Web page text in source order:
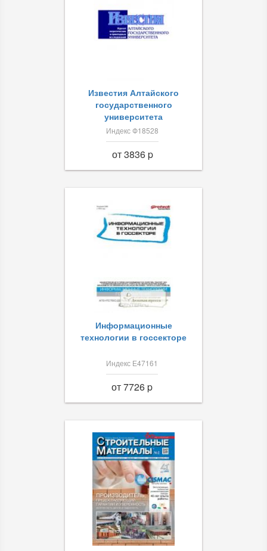
Известия Алтайского
государственного
университета
Индекс Ф18528
от 3836 p
Информационные
технологии в госсекторе
Индекс Е47161
от 7726 p